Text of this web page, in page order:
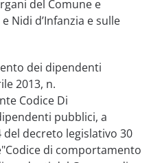
del Comune e
Nidi d’Infanzia e sulle
dei dipendenti
2013, n.
Codice Di
pubblici, a
del decreto legislativo 30
di comportamento